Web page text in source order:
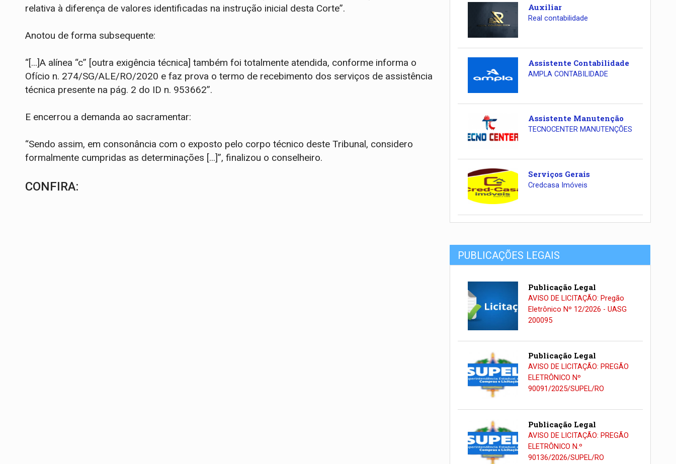
relativa à diferença de valores identificadas na instrução inicial desta Corte”.
Anotou de forma subsequente:
“[...]A alínea “c” [outra exigência técnica] também foi totalmente atendida, conforme informa o
Ofício n. 274/SG/ALE/RO/2020 e faz prova o termo de recebimento dos serviços de assistência
técnica presente na pág. 2 do ID n. 953662”.
E encerrou a demanda ao sacramentar:
“Sendo assim, em consonância com o exposto pelo corpo técnico deste Tribunal, considero
formalmente cumpridas as determinações [...]”, finalizou o conselheiro.
CONFIRA:
Auxiliar
Real contabilidade
Assistente Contabilidade
AMPLA CONTABILIDADE
Assistente Manutenção
TECNOCENTER MANUTENÇÕES
Serviços Gerais
Credcasa Imóveis
PUBLICAÇÕES LEGAIS
Publicação Legal
AVISO DE LICITAÇÃO: Pregão
Eletrônico Nº 12/2026 - UASG
200095
Publicação Legal
AVISO DE LICITAÇÃO: PREGÃO
ELETRÔNICO Nº
90091/2025/SUPEL/RO
Publicação Legal
AVISO DE LICITAÇÃO: PREGÃO
ELETRÔNICO N.º
90136/2026/SUPEL/RO